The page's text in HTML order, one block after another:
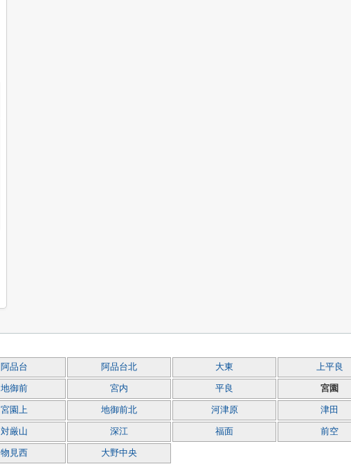
阿品台 阿品台北 大東 上平良
地御前 宮内 平良 宮園
宮園上 地御前北 河津原 津田
対厳山 深江 福面 前空
物見西 大野中央